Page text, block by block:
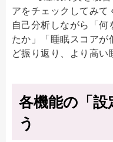
アをチェックしてみ
自己分析しながら「
たか」「睡眠スコア
ど振り返り、より高い
各機能の「
う